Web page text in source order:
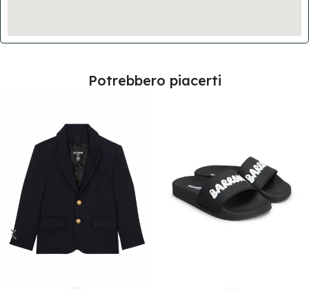
Potrebbero piacerti